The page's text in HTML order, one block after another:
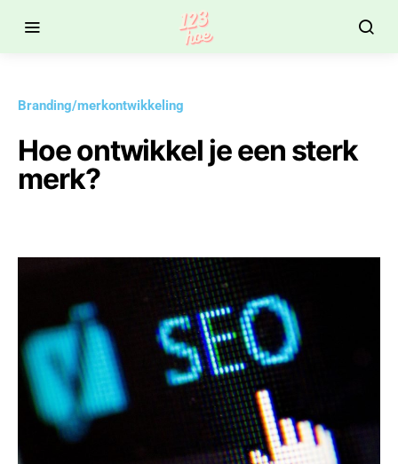
Branding/merkontwikkeling
Hoe ontwikkel je een sterk
merk?